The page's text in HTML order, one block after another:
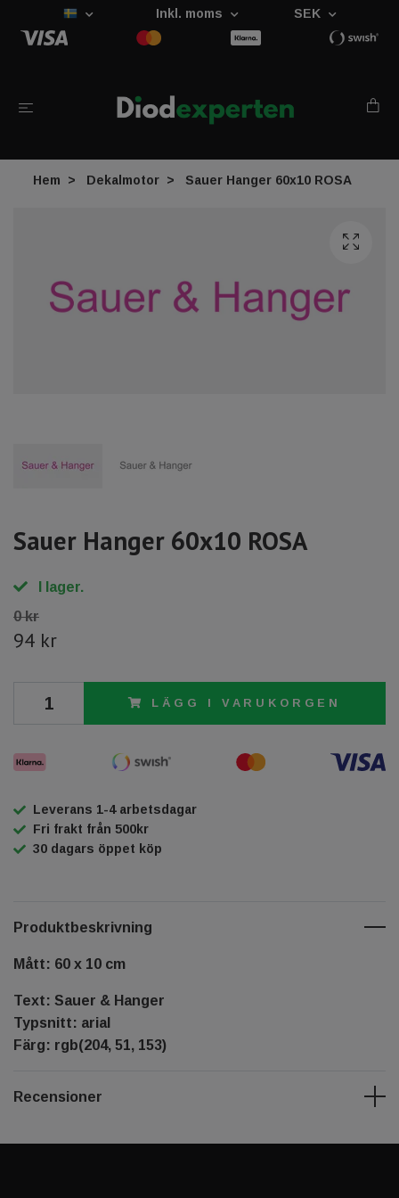
Inkl. moms SEK
Hem Dekalmotor Sauer Hanger 60x10 ROSA
Sauer Hanger 60x10 ROSA
I lager.
0 kr
94 kr
LÄGG I VARUKORGEN
Leverans 1-4 arbetsdagar
Fri frakt från 500kr
30 dagars öppet köp
Produktbeskrivning
Mått: 60 x 10 cm
Text: Sauer & Hanger
Typsnitt: arial
Färg: rgb(204, 51, 153)
Recensioner